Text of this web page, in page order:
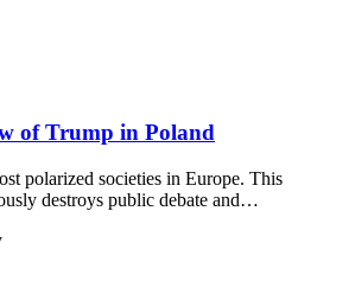
of Trump in Poland
polarized societies in Europe. This
destroys public debate and…